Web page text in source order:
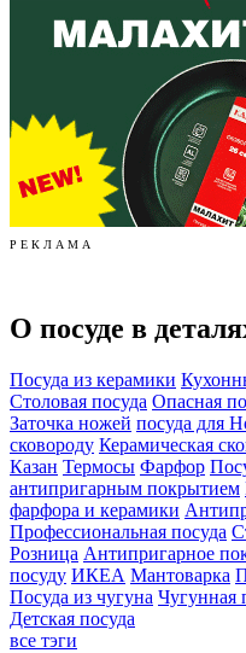
Р Е К Л А М А
О посуде в
Посуда из керамики
Столовая посуда Опасная
Заточка ножей посуда для
сковороду Керамическая
Казан Термосы Фарфор
антипригарным покрытием
фарфора и керамики
Профессиональная посуда
Розница Антипригарное
посуду ИКЕА Мантоварка
Посуда из чугуна Чугунная
Детская посуда
все тэги